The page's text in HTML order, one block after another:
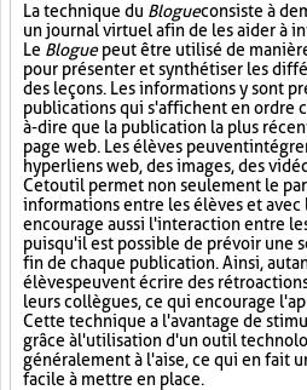
La technique du Blogueconsiste à
un journal virtuel afin de les aider à
Le Bloguepeut être utilisé de
pour présenter et synthétiser les
des leçons. Les informations y sont
publications qui s'affichent en ordre
à-dire que la publication la plus
page web. Les élèves peuvent
hyperliens web, des images, des
Cet outil permet non seulement le
informations entre les élèves et avec
encourage aussi l'interaction entre
puisqu'il est possible de prévoir une
fin de chaque publication. Ainsi,
élèves peuvent écrire des
leurs collègues, ce qui encourage
Cette technique a l'avantage de
grâce à l'utilisation d'un outil
généralement à l'aise, ce qui en fait
facile à mettre en place.